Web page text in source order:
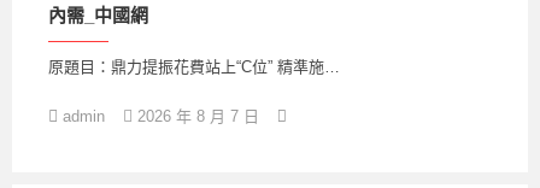
內需_中國網
原題目：鼎力提振花費站上“C位” 精準施…
admin 2026 年 8 月 7 日